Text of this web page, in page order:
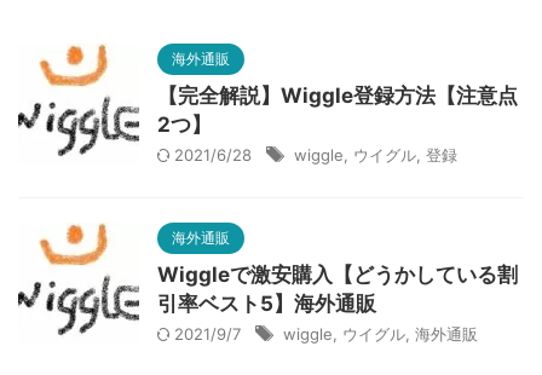
海外通販
【完全解説】Wiggle登録方法【注意点
2つ】
2021/6/28 wiggle ウイグル 登録
海外通販
Wiggleで激安購入【どうかしている割
引率ベスト5】海外通販
2021/9/7 wiggle ウイグル 海外通販